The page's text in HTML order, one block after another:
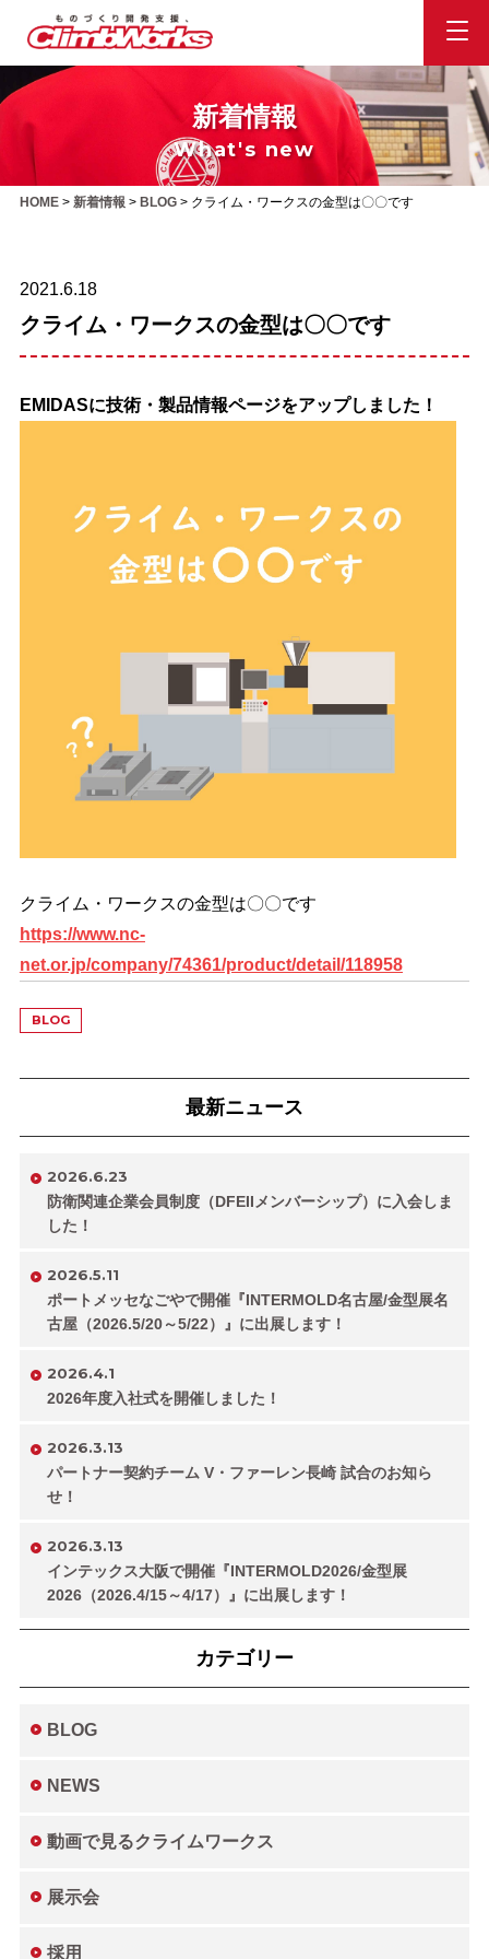
新着情報
What's new
HOME> 新着情報 > BLOG> クライム・ワークスの金型は〇〇です
2021.6.18
クライム・ワークスの金型は〇〇です
EMIDASに技術・製品情報ページをアップしました！
クライム・ワークスの金型は〇〇です
https://www.nc-
net.or.jp/company/74361/product/detail/118958
BLOG
最新ニュース
2026.6.23
防衛関連企業会員制度（DFEIIメンバーシップ）に入会しま
した！
2026.5.11
ポートメッセなごやで開催『INTERMOLD名古屋/金型展名
古屋（2026.5/20～5/22）』に出展します！
2026.4.1
2026年度入社式を開催しました！
2026.3.13
パートナー契約チーム V・ファーレン長崎 試合のお知ら
せ！
2026.3.13
インテックス大阪で開催『INTERMOLD2026/金型展
2026（2026.4/15～4/17）』に出展します！
カテゴリー
BLOG
NEWS
動画で見るクライムワークス
展示会
採用